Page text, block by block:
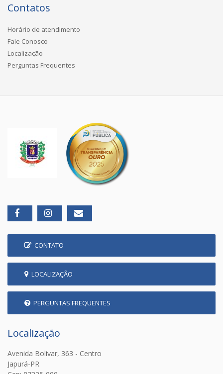
Contatos
Horário de atendimento
Fale Conosco
Localização
Perguntas Frequentes
CONTATO
LOCALIZAÇÃO
PERGUNTAS FREQUENTES
Localização
Avenida Bolivar, 363 - Centro
Japurá-PR